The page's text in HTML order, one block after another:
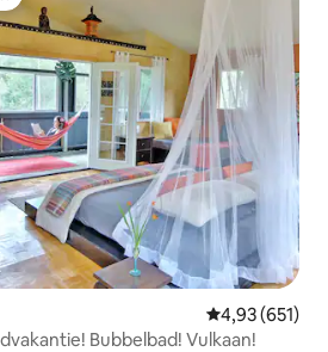
Gemiddelde
4,93 (651)
Bubbelbad! Vulkaan!